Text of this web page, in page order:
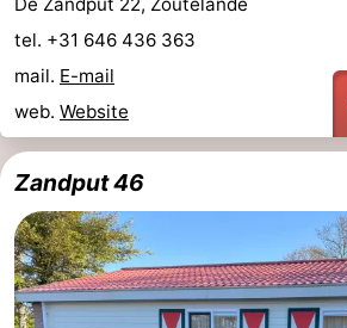
Renesse
-
Brouwershaven
Bruinisse
-
Zierikzee
Nature
Oosterschelde
-
Burgh
-
tel. +31 646 436 363
mail. E-mail
web. Website
Zandput 46